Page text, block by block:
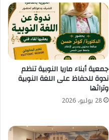
جمعية أبناء ماريا النوبية تنظم
ندوة للحفاظ على اللغة النوبية
وتراثها
28 يوليو، 2026